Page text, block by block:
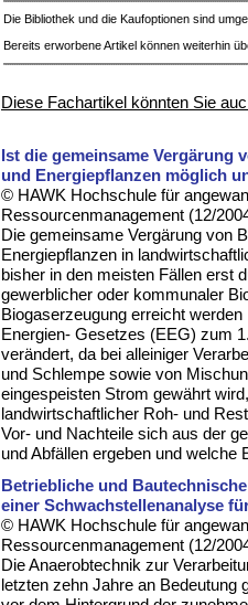
Die Bibliothek und die Kaufoptionen sind
Bereits erworbene Artikel können weiterhin
Diese Fachartikel könnten Sie
Ist die gemeinsame Vergärung
und Energiepflanzen möglich
© HAWK Hochschule für
Ressourcenmanagement (12/
Die gemeinsame Vergärung von
Energiepflanzen in
bisher in den meisten Fällen erst
gewerblicher oder kommunaler
Biogaserzeugung erreicht
Energien- Gesetzes (EEG) zum
verändert, da bei alleiniger
und Schlempe sowie von
eingespeisten Strom gewährt
landwirtschaftlicher Roh- und
Vor- und Nachteile sich aus der
und Abfällen ergeben und
Betriebliche und
einer Schwachstellenanalyse
© HAWK Hochschule für
Ressourcenmanagement (12/
Die Anaerobtechnik zur
letzten zehn Jahre an Bedeutung